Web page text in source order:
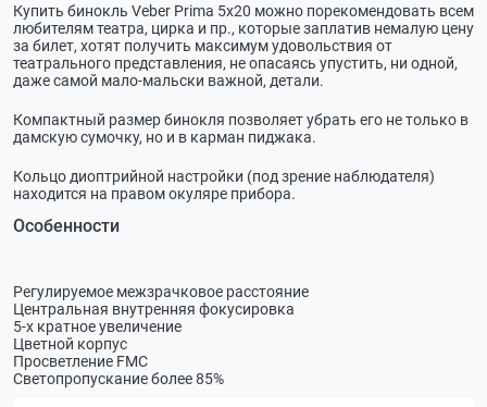
Купить бинокль Veber Prima 5х20 можно порекомендовать всем
любителям театра, цирка и пр., которые заплатив немалую цену
за билет, хотят получить максимум удовольствия от
театрального представления, не опасаясь упустить, ни одной,
даже самой мало-мальски важной, детали.
Компактный размер бинокля позволяет убрать его не только в
дамскую сумочку, но и в карман пиджака.
Кольцо диоптрийной настройки (под зрение наблюдателя)
находится на правом окуляре прибора.
Особенности
Регулируемое межзрачковое расстояние
Центральная внутренняя фокусировка
5-х кратное увеличение
Цветной корпус
Просветление FMC
Светопропускание более 85%